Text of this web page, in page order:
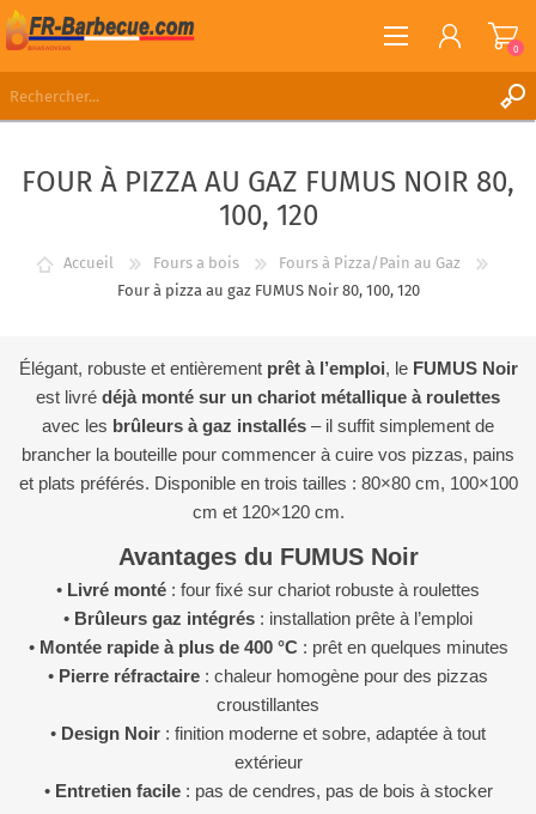
CONNEXION
0
FOUR À PIZZA AU GAZ FUMUS NOIR 80,
100, 120
Accueil Fours a bois
Fours à Pizza/Pain au Gaz
Four à pizza au gaz FUMUS Noir 80, 100, 120
Élégant, robuste et entièrement prêt à l’emploi, le FUMUS Noir
est livré déjà monté sur un chariot métallique à roulettes
avec les brûleurs à gaz installés – il suffit simplement de
brancher la bouteille pour commencer à cuire vos pizzas, pains
et plats préférés. Disponible en trois tailles : 80×80 cm, 100×100
cm et 120×120 cm.
Avantages du FUMUS Noir
• Livré monté : four fixé sur chariot robuste à roulettes
• Brûleurs gaz intégrés : installation prête à l’emploi
• Montée rapide à plus de 400 °C: prêt en quelques minutes
• Pierre réfractaire : chaleur homogène pour des pizzas
croustillantes
• Design Noir : finition moderne et sobre, adaptée à tout
extérieur
• Entretien facile: pas de cendres, pas de bois à stocker